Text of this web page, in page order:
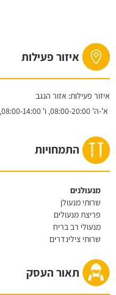
איזור פעילות
איזור פעילות: אזור הנגב
א'-ה'08:00-20:00, ו'08:00-14:00,
התמחויות
מנעולנים
שרותי מנעולן
פריצת מנעולים
מנעולי רב בריח
שרותי צילינדרים
תאור העסק